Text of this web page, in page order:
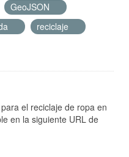
GeoJSON
reciclaje
el reciclaje de ropa en
en la siguiente URL de